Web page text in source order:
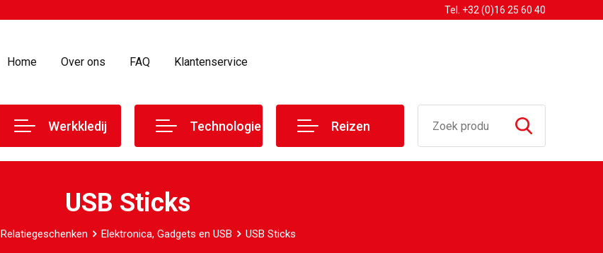
Tel. +32 (0)16 25 60 40
Home Over ons FAQ Klantenservice
Werkkledij Technologie Reizen
USB Sticks
Relatiegeschenken Elektronica, Gadgets en USB USB Sticks